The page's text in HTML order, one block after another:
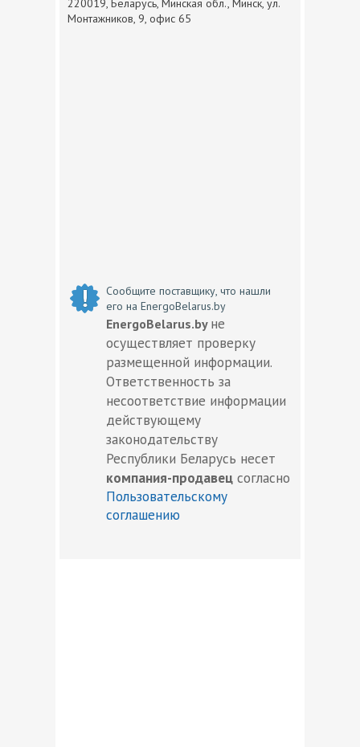
220019, Беларусь, Минская обл., Минск, ул.
Монтажников, 9, офис 65
Сообщите поставщику, что нашли
его на EnergoBelarus.by
EnergoBelarus.by не
осуществляет проверку
размещенной информации.
Ответственность за
несоответствие информации
действующему
законодательству
Республики Беларусь несет
компания-продавец согласно
Пользовательскому
соглашению